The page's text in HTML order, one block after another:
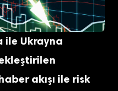
ile Ukrayna
akışı ile risk